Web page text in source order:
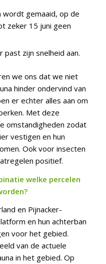
wordt gemaaid, op de
zeker 15 juni geen
past zijn snelheid aan.
we ons dat we niet
hinder ondervind van
er echter alles aan om
Met deze
omstandigheden zodat
vestigen en hun
Ook voor insecten
positief.
welke percelen
en Pijnacker-
en hun achterban
voor het gebied.
van de actuele
in het gebied. Op